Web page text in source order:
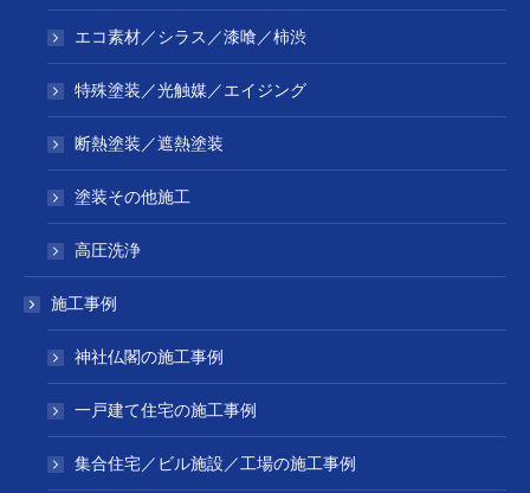
エコ素材／シラス／漆喰／柿渋
特殊塗装／光触媒／エイジング
断熱塗装／遮熱塗装
塗装その他施工
高圧洗浄
施工事例
神社仏閣の施工事例
一戸建て住宅の施工事例
集合住宅／ビル施設／工場の施工事例